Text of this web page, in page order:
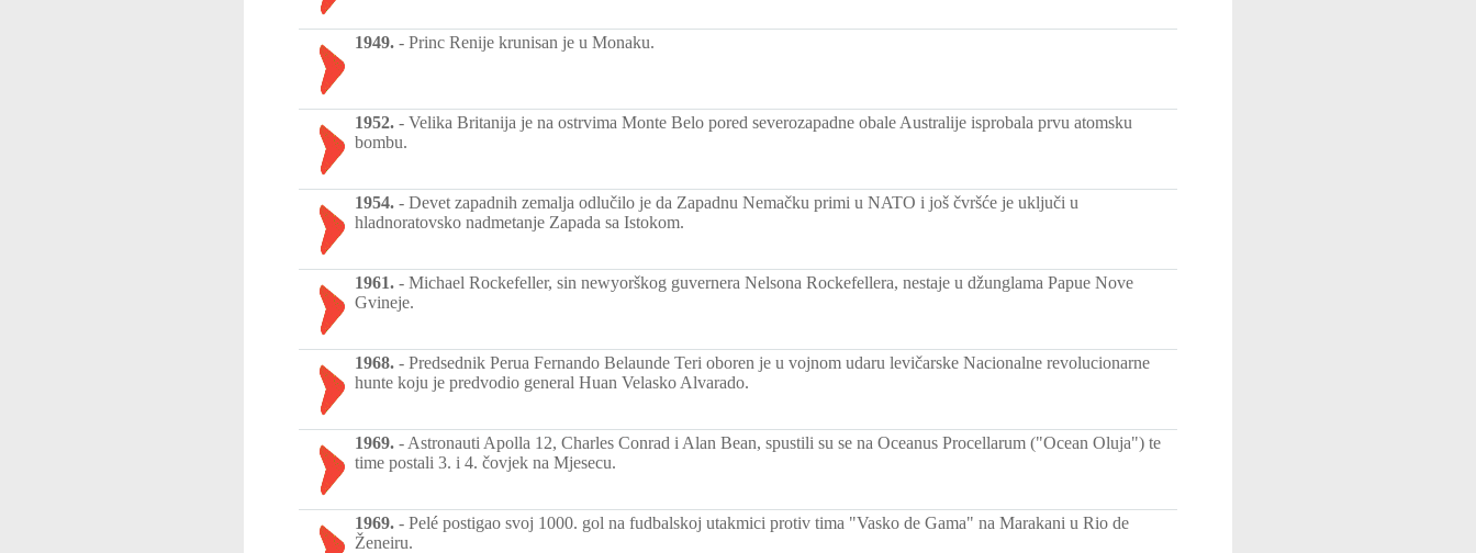
1949. - Princ Renije krunisan je u Monaku.
1952. - Velika Britanija je na ostrvima Monte Belo pored severozapadne obale Australije isprobala prvu atomsku
bombu.
1954. - Devet zapadnih zemalja odlučilo je da Zapadnu Nemačku primi u NATO i još čvršće je uključi u
hladnoratovsko nadmetanje Zapada sa Istokom.
1961. - Michael Rockefeller, sin newyorškog guvernera Nelsona Rockefellera, nestaje u džunglama Papue Nove
Gvineje.
1968. - Predsednik Perua Fernando Belaunde Teri oboren je u vojnom udaru levičarske Nacionalne revolucionarne
hunte koju je predvodio general Huan Velasko Alvarado.
1969. - Astronauti Apolla 12, Charles Conrad i Alan Bean, spustili su se na Oceanus Procellarum ("Ocean Oluja") te
time postali 3. i 4. čovjek na Mjesecu.
1969. - Pelé postigao svoj 1000. gol na fudbalskoj utakmici protiv tima "Vasko de Gama" na Marakani u Rio de
Ženeiru.